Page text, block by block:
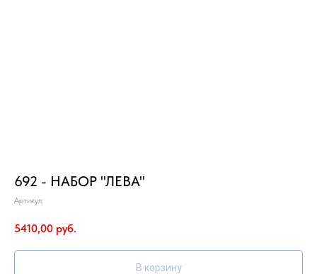
692 - НАБОР "ЛЕВА"
Артикул:
5410,00 руб.
В корзину